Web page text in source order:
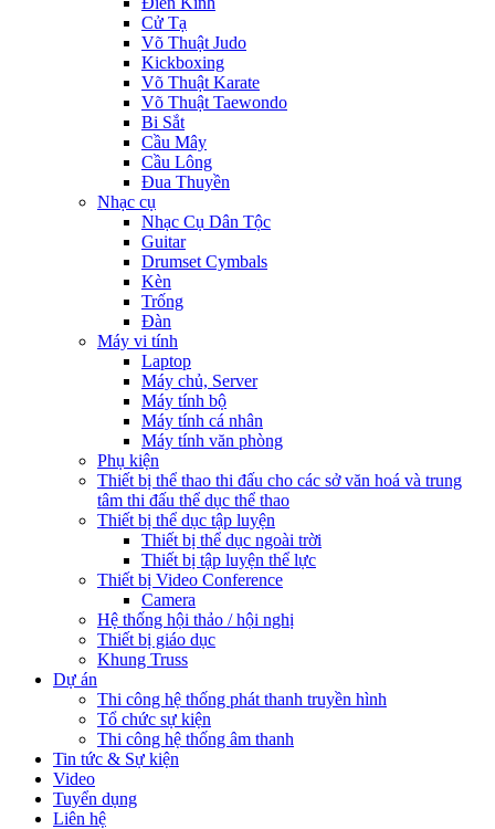
Cử Tạ
Võ Thuật Judo
Kickboxing
Võ Thuật Karate
Võ Thuật Taewondo
Bi Sắt
Cầu Mây
Cầu Lông
Đua Thuyền
Nhạc cụ
Nhạc Cụ Dân Tộc
Guitar
Drumset Cymbals
Kèn
Trống
Đàn
Máy vi tính
Laptop
Máy chủ, Server
Máy tính bộ
Máy tính cá nhân
Máy tính văn phòng
Phụ kiện
Thiết bị thể thao thi đấu cho các sở văn hoá và trung
tâm thi đấu thể dục thể thao
Thiết bị thể dục tập luyện
Thiết bị thể dục ngoài trời
Thiết bị tập luyện thể lực
Thiết bị Video Conference
Camera
Hệ thống hội thảo / hội nghị
Thiết bị giáo dục
Khung Truss
Dự án
Thi công hệ thống phát thanh truyền hình
Tổ chức sự kiện
Thi công hệ thống âm thanh
Tin tức & Sự kiện
Video
Tuyển dụng
Liên hệ